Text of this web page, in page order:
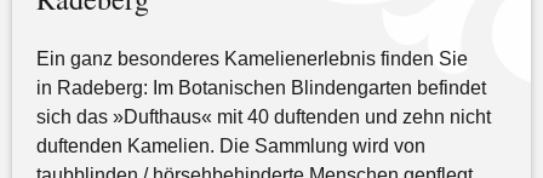
Ein ganz besonderes Kamelienerlebnis finden Sie
in Radeberg: Im Botanischen Blindengarten befindet
sich das »Dufthaus« mit 40 duftenden und zehn nicht
duftenden Kamelien. Die Sammlung wird von